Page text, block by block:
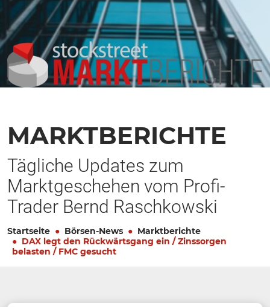
MARKTBERICHTE
Tägliche Updates zum
Marktgeschehen vom Profi-
Trader Bernd Raschkowski
Startseite Börsen-News
Marktberichte
DAX legt den Rückwärtsgang ein / Zinssorgen
belasten / FMC gesucht